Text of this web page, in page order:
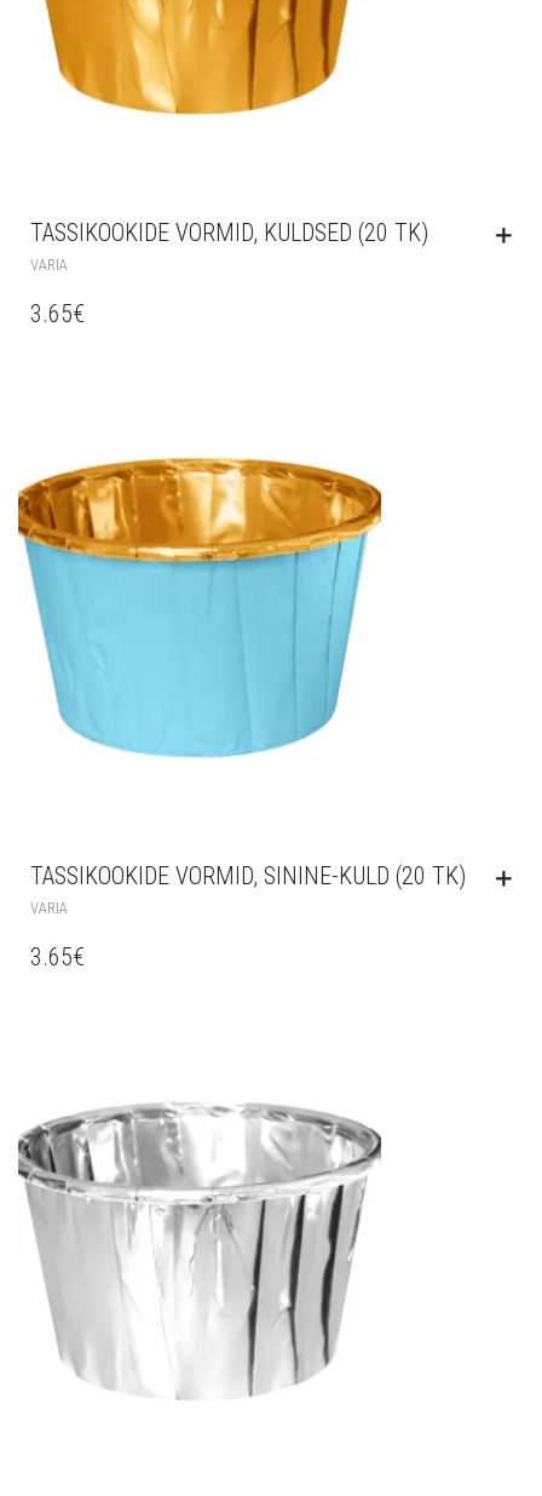
TASSIKOOKIDE VORMID, KULDSED (20 TK)
VARIA
3.65€
TASSIKOOKIDE VORMID, SININE-KULD (20 TK)
VARIA
3.65€